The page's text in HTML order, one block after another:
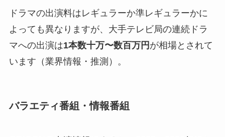
ドラマの出演料はレギュラーか準レギュラーかに
よっても異なりますが、大手テレビ局の連続ドラ
マへの出演は1本数十万〜数百万円 が相場とされて
います（業界情報・推測）。
バラエティ番組・情報番組